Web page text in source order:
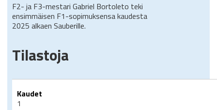
F2- ja F3-mestari Gabriel Bortoleto teki
ensimmäisen F1-sopimuksensa kaudesta
2025 alkaen Sauberille.
Tilastoja
Kaudet
1